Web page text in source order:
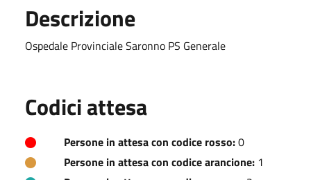
Descrizione
Ospedale Provinciale Saronno PS Generale
Codici attesa
Persone in attesa con codice rosso:0
Persone in attesa con codice arancione: 1